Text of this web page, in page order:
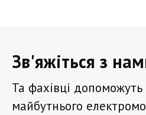
Зв'яжіться з
Та фахівці допоможуть
майбутнього